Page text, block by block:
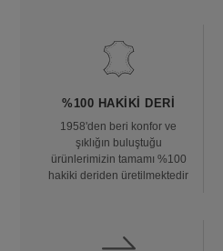
%100 HAKIKI DERI
1958'den beri konfor ve
şıklığın buluştuğu
ürünlerimizin tamamı %100
hakiki deriden üretilmektedir